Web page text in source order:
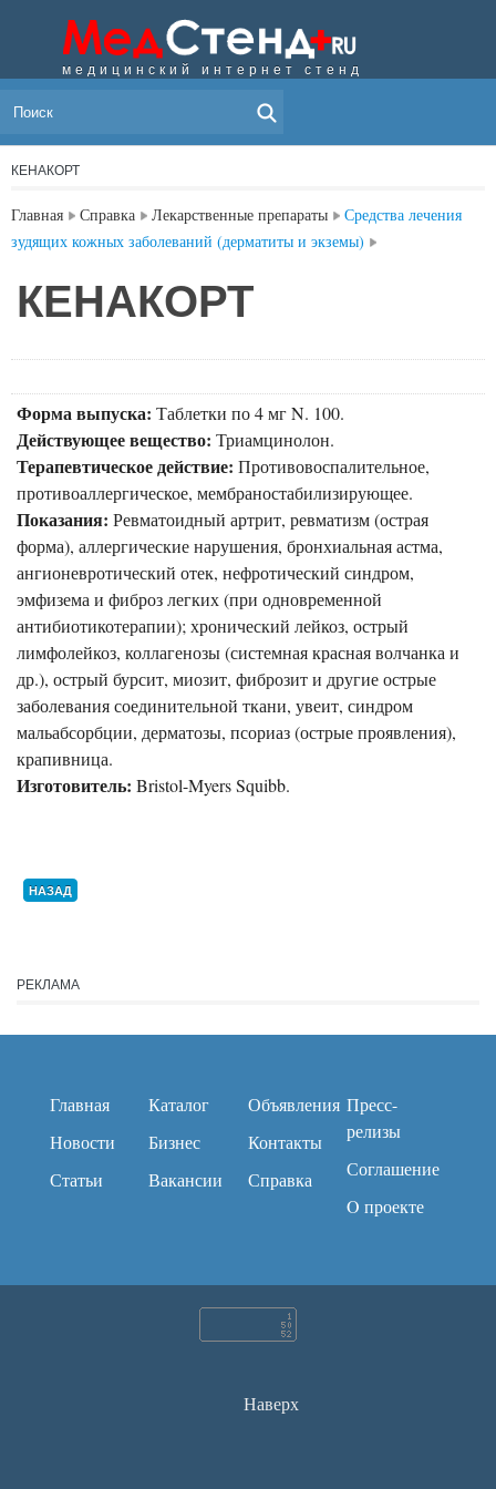
медицинский интернет стенд
КЕНАКОРТ
Главная Справка Лекарственные препараты
Средства лечения
зудящих кожных заболеваний (дерматиты и экземы)
КЕНАКОРТ
Форма выпуска: Таблетки по 4 мг N. 100.
Действующее вещество: Триамцинолон.
Терапевтическое действие: Противовоспалительное,
противоаллергическое, мембраностабилизирующее.
Показания: Ревматоидный артрит, ревматизм (острая
форма), аллергические нарушения, бронхиальная астма,
ангионевротический отек, нефротический синдром,
эмфизема и фиброз легких (при одновременной
антибиотикотерапии); хронический лейкоз, острый
лимфолейкоз, коллагенозы (системная красная волчанка и
др.), острый бурсит, миозит, фиброзит и другие острые
заболевания соединительной ткани, увеит, синдром
мальабсорбции, дерматозы, псориаз (острые проявления),
крапивница.
Изготовитель: Bristol-Myers Squibb.
НАЗАД
РЕКЛАМА
Главная
Новости
Статьи
Каталог
Бизнес
Вакансии
Объявления
Контакты
Справка
Пресс-
релизы
Соглашение
O проекте
Наверх